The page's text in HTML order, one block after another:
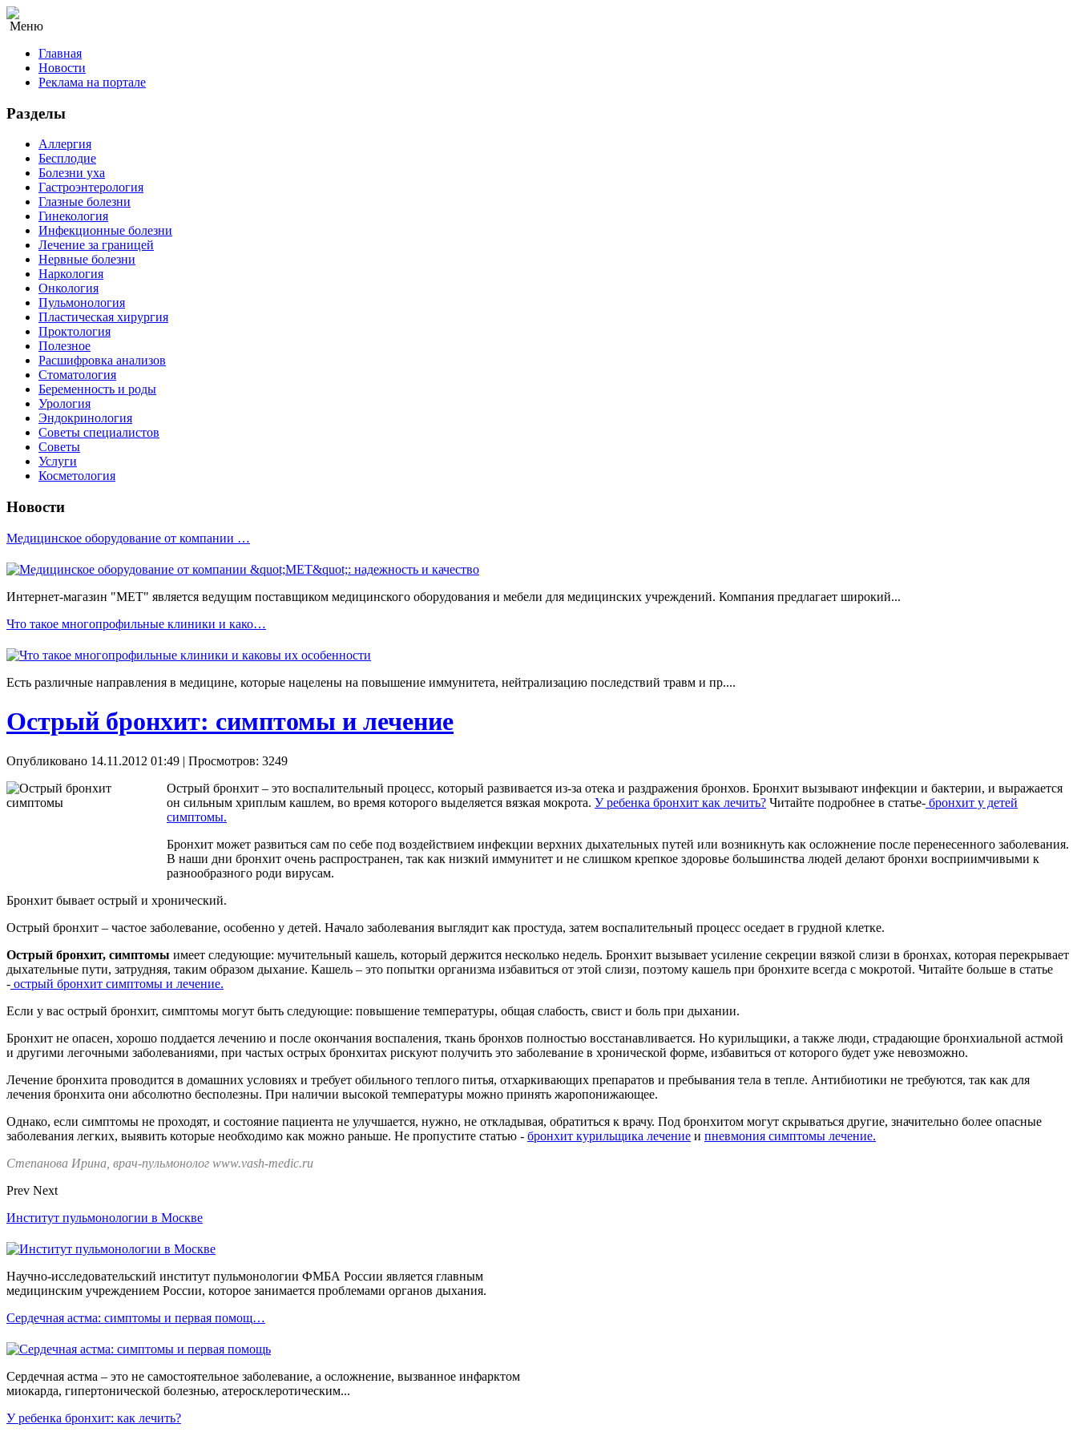
Меню
Главная
Новости
Реклама на портале
Разделы
Аллергия
Бесплодие
Болезни уха
Гастроэнтерология
Глазные болезни
Гинекология
Инфекционные болезни
Лечение за границей
Нервные болезни
Наркология
Онкология
Пульмонология
Пластическая хирургия
Проктология
Полезное
Расшифровка анализов
Стоматология
Беременность и роды
Урология
Эндокринология
Советы специалистов
Советы
Услуги
Косметология
Новости
Медицинское оборудование от компании …
Интернет-магазин "МЕТ" является ведущим поставщиком медицинского оборудования и мебели для медицинских учреждений. Компания предлагает широкий...
Что такое многопрофильные клиники и како…
Есть различные направления в медицине, которые нацелены на повышение иммунитета, нейтрализацию последствий травм и пр....
Острый бронхит: симптомы и лечение
Опубликовано 14.11.2012 01:49 | Просмотров: 3249
Острый бронхит – это воспалительный процесс, который развивается из-за отека и раздражения бронхов. Бронхит вызывают инфекции и бактерии, и выражается
он сильным хриплым кашлем, во время которого выделяется вязкая мокрота. У ребенка бронхит как лечить? Читайте подробнее в статье- бронхит у детей
симптомы.
Бронхит может развиться сам по себе под воздействием инфекции верхних дыхательных путей или возникнуть как осложнение после перенесенного заболевания.
В наши дни бронхит очень распространен, так как низкий иммунитет и не слишком крепкое здоровье большинства людей делают бронхи восприимчивыми к
разнообразного роди вирусам.
Бронхит бывает острый и хронический.
Острый бронхит – частое заболевание, особенно у детей. Начало заболевания выглядит как простуда, затем воспалительный процесс оседает в грудной клетке.
Острый бронхит, симптомы имеет следующие: мучительный кашель, который держится несколько недель. Бронхит вызывает усиление секреции вязкой слизи в бронхах, которая перекрывает
дыхательные пути, затрудняя, таким образом дыхание. Кашель – это попытки организма избавиться от этой слизи, поэтому кашель при бронхите всегда с мокротой. Читайте больше в статье
- острый бронхит симптомы и лечение.
Если у вас острый бронхит, симптомы могут быть следующие: повышение температуры, общая слабость, свист и боль при дыхании.
Бронхит не опасен, хорошо поддается лечению и после окончания воспаления, ткань бронхов полностью восстанавливается. Но курильщики, а также люди, страдающие бронхиальной астмой
и другими легочными заболеваниями, при частых острых бронхитах рискуют получить это заболевание в хронической форме, избавиться от которого будет уже невозможно.
Лечение бронхита проводится в домашних условиях и требует обильного теплого питья, отхаркивающих препаратов и пребывания тела в тепле. Антибиотики не требуются, так как для
лечения бронхита они абсолютно бесполезны. При наличии высокой температуры можно принять жаропонижающее.
Однако, если симптомы не проходят, и состояние пациента не улучшается, нужно, не откладывая, обратиться к врачу. Под бронхитом могут скрываться другие, значительно более опасные
заболевания легких, выявить которые необходимо как можно раньше. Не пропустите статью - бронхит курильщика лечение и пневмония симптомы лечение.
Степанова Ирина, врач-пульмонолог www.vash-medic.ru
Prev Next
Институт пульмонологии в Москве
Научно-исследовательский институт пульмонологии ФМБА России является главным
медицинским учреждением России, которое занимается проблемами органов дыхания.
Сердечная астма: симптомы и первая помощ…
Сердечная астма – это не самостоятельное заболевание, а осложнение, вызванное инфарктом
миокарда, гипертонической болезнью, атеросклеротическим...
У ребенка бронхит: как лечить?